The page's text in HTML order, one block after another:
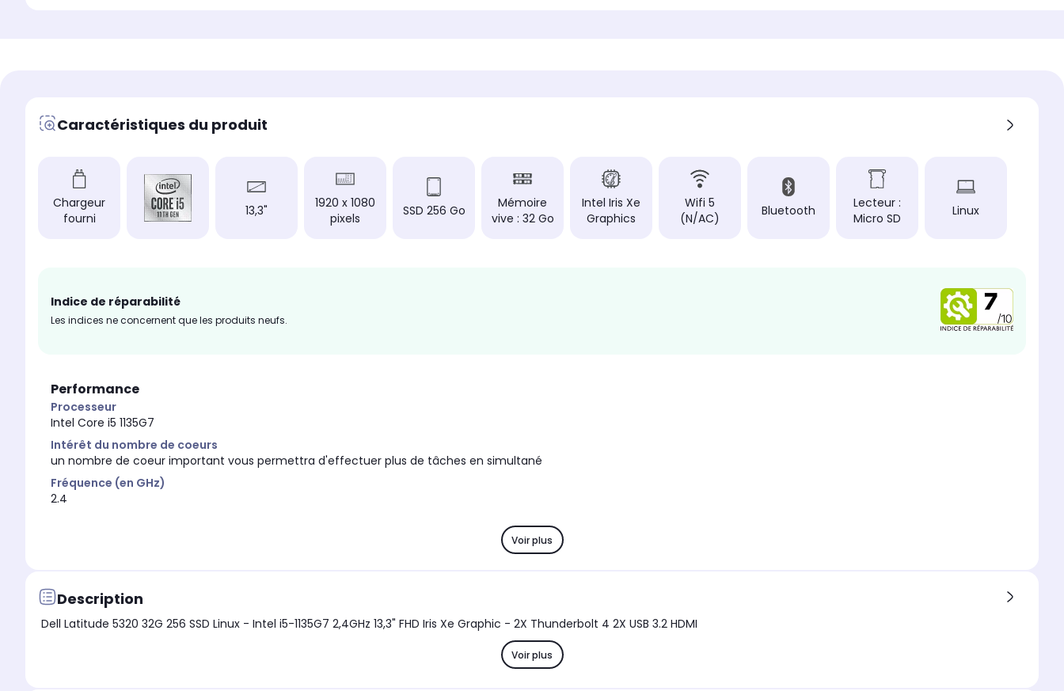
Caractéristiques du produit
Chargeur
fourni
13,3"
1920 x 1080
pixels
SSD 256 Go
Mémoire
vive : 32 Go
Intel Iris Xe
Graphics
Wifi 5
(N/AC)
Bluetooth
Lecteur :
Micro SD
Linux
Indice de réparabilité
Les indices ne concernent que les produits neufs.
Performance
Processeur
Intel Core i5 1135G7
Intérêt du nombre de coeurs
un nombre de coeur important vous permettra d'effectuer plus de tâches en simultané
Fréquence (en GHz)
2.4
Voir plus
Description
Dell Latitude 5320 32G 256 SSD Linux - Intel i5-1135G7 2,4GHz 13,3" FHD Iris Xe Graphic - 2X Thunderbolt 4 2X USB 3.2 HDMI
Voir plus